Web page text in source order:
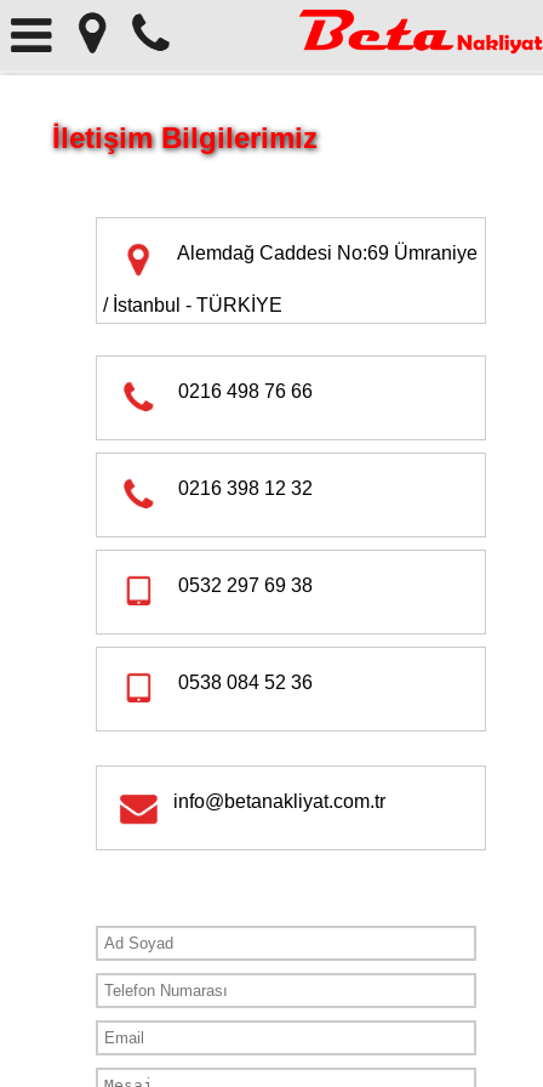
İletişim Bilgilerimiz
Alemdağ Caddesi No:69 Ümraniye
/ İstanbul - TÜRKİYE
0216 498 76 66
0216 398 12 32
0532 297 69 38
0538 084 52 36
info@betanakliyat.com.tr